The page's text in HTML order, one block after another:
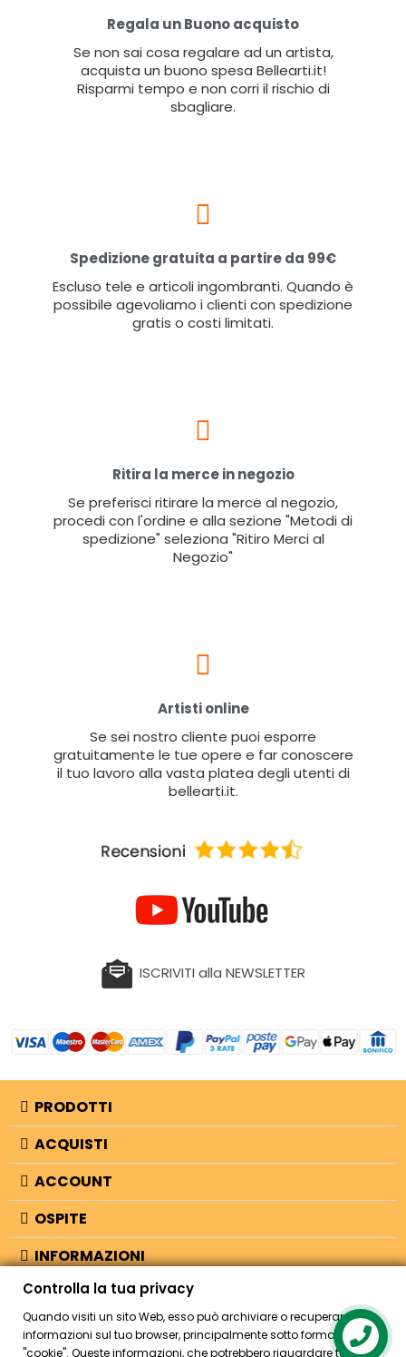
Regala un Buono acquisto
Se non sai cosa regalare ad un artista,
acquista un buono spesa Bellearti.it!
Risparmi tempo e non corri il rischio di
sbagliare.
Spedizione gratuita a partire da 99€
Escluso tele e articoli ingombranti. Quando è
possibile agevoliamo i clienti con spedizione
gratis o costi limitati.
Ritira la merce in negozio
Se preferisci ritirare la merce al negozio,
procedi con l'ordine e alla sezione "Metodi di
spedizione" seleziona "Ritiro Merci al
Negozio"
Artisti online
Se sei nostro cliente puoi esporre
gratuitamente le tue opere e far conoscere
il tuo lavoro alla vasta platea degli utenti di
bellearti.it.
ISCRIVITI alla NEWSLETTER
PRODOTTI
ACQUISTI
ACCOUNT
OSPITE
INFORMAZIONI
NEGOZIO
Controlla la tua privacy
Quando visiti un sito Web, esso può archiviare o recuperare
informazioni sul tuo browser, principalmente sotto forma di
"cookie". Queste informazioni, che potrebbero riguardare te, le tue